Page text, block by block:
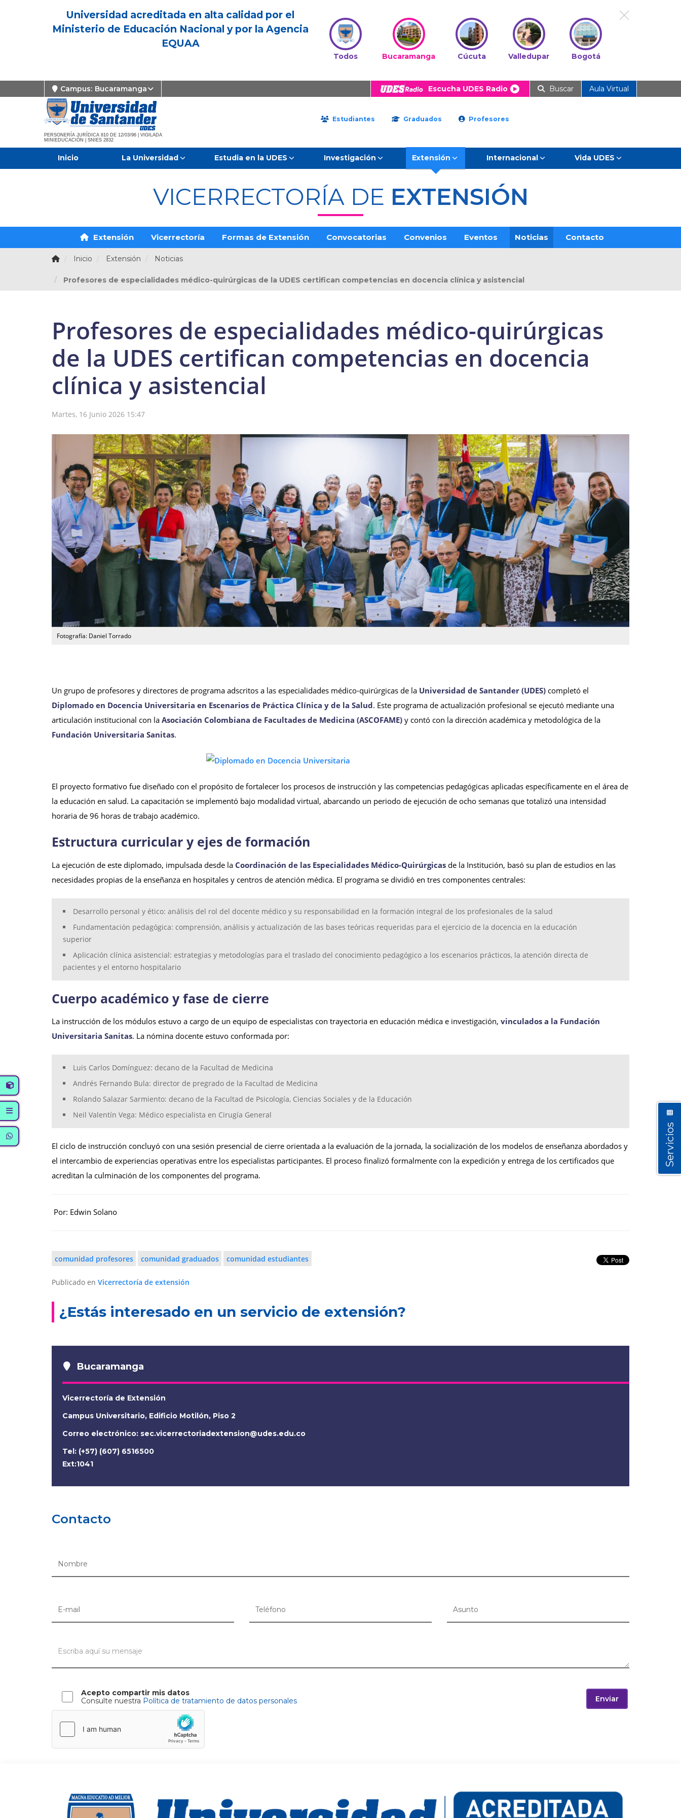
Universidad acreditada en alta calidad por el
Ministerio de Educación Nacional y por la Agencia
EQUAA
Todos Bucaramanga Cúcuta Valledupar Bogotá
Campus: Bucaramanga Escucha UDES Radio Buscar Aula Virtual
PERSONERÍA JURÍDICA 810 DE 12/03/96 | VIGILADA
MINIEDUCACIÓN | SNIES 2832
Estudiantes Graduados Profesores
Inicio La Universidad Estudia en la UDES Investigación Extensión Internacional Vida UDES
VICERRECTORÍA DE EXTENSIÓN
Extensión Vicerrectoría Formas de Extensión Convocatorias Convenios Eventos Noticias Contacto
Inicio Extensión Noticias
Profesores de especialidades médico-quirúrgicas de la UDES certifican competencias en docencia clínica y asistencial
Profesores de especialidades médico-quirúrgicas
de la UDES certifican competencias en docencia
clínica y asistencial
Martes, 16 Junio 2026 15:47
Fotografía: Daniel Torrado
Un grupo de profesores y directores de programa adscritos a las especialidades médico-quirúrgicas de la Universidad de Santander (UDES) completó el
Diplomado en Docencia Universitaria en Escenarios de Práctica Clínica y de la Salud. Este programa de actualización profesional se ejecutó mediante una
articulación institucional con la Asociación Colombiana de Facultades de Medicina (ASCOFAME) y contó con la dirección académica y metodológica de la
Fundación Universitaria Sanitas.
El proyecto formativo fue diseñado con el propósito de fortalecer los procesos de instrucción y las competencias pedagógicas aplicadas específicamente en el área de
la educación en salud. La capacitación se implementó bajo modalidad virtual, abarcando un periodo de ejecución de ocho semanas que totalizó una intensidad
horaria de 96 horas de trabajo académico.
Estructura curricular y ejes de formación
La ejecución de este diplomado, impulsada desde la Coordinación de las Especialidades Médico-Quirúrgicas de la Institución, basó su plan de estudios en las
necesidades propias de la enseñanza en hospitales y centros de atención médica. El programa se dividió en tres componentes centrales:
Desarrollo personal y ético: análisis del rol del docente médico y su responsabilidad en la formación integral de los profesionales de la salud
Fundamentación pedagógica: comprensión, análisis y actualización de las bases teóricas requeridas para el ejercicio de la docencia en la educación
superior
Aplicación clínica asistencial: estrategias y metodologías para el traslado del conocimiento pedagógico a los escenarios prácticos, la atención directa de
pacientes y el entorno hospitalario
Cuerpo académico y fase de cierre
La instrucción de los módulos estuvo a cargo de un equipo de especialistas con trayectoria en educación médica e investigación, vinculados a la Fundación
Universitaria Sanitas. La nómina docente estuvo conformada por:
Luis Carlos Domínguez: decano de la Facultad de Medicina
Andrés Fernando Bula: director de pregrado de la Facultad de Medicina
Rolando Salazar Sarmiento: decano de la Facultad de Psicología, Ciencias Sociales y de la Educación
Neil Valentín Vega: Médico especialista en Cirugía General
El ciclo de instrucción concluyó con una sesión presencial de cierre orientada a la evaluación de la jornada, la socialización de los modelos de enseñanza abordados y
el intercambio de experiencias operativas entre los especialistas participantes. El proceso finalizó formalmente con la expedición y entrega de los certificados que
acreditan la culminación de los componentes del programa.
Por: Edwin Solano
comunidad profesores comunidad graduados comunidad estudiantes
Publicado en Vicerrectoría de extensión
¿Estás interesado en un servicio de extensión?
Bucaramanga
Vicerrectoría de Extensión
Campus Universitario, Edificio Motilón, Piso 2
Correo electrónico: sec.vicerrectoriadextension@udes.edu.co
Tel: (+57) (607) 6516500
Ext:1041
Contacto
Acepto compartir mis datos
Consulte nuestra Política de tratamiento de datos personales Enviar
Servicios